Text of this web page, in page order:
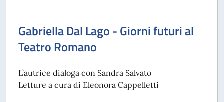
Gabriella Dal Lago - Giorni futuri al
Teatro Romano
L’autrice dialoga con Sandra Salvato
Letture a cura di Eleonora Cappelletti